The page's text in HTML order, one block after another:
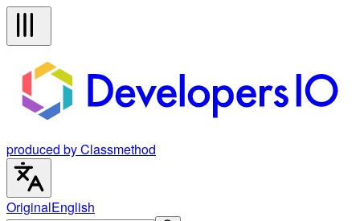
produced by Classmethod
OriginalEnglish